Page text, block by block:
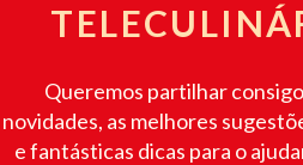
Queremos partilhar
novidades, as melhores
e fantásticas dicas para o